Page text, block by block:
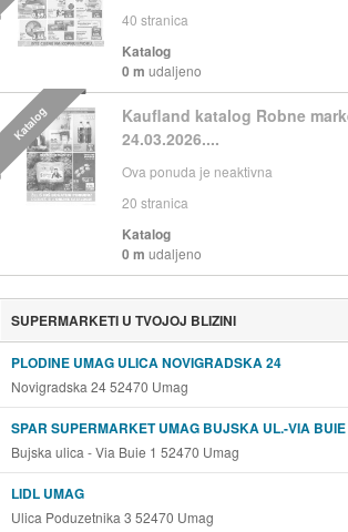
40 stranica
Katalog
0 m udaljeno
Kaufland katalog Robne
24.03.2026....
Ova ponuda je neaktivna
20 stranica
Katalog
0 m udaljeno
Katalog
SUPERMARKETI U TVOJOJ BLIZINI
PLODINE UMAG ULICA NOVIGRADSKA 24
Novigradska 24 52470 Umag
SPAR SUPERMARKET UMAG BUJSKA UL.-VIA BUIE
Bujska ulica - Via Buie 1 52470 Umag
LIDL UMAG
Ulica Poduzetnika 3 52470 Umag